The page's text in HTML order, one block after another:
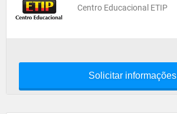
Centro Educacional ETIP
Solicitar informações